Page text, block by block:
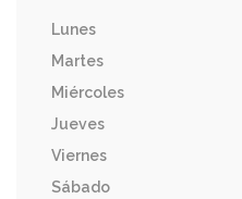
Lunes
Martes
Miércoles
Jueves
Viernes
Sábado